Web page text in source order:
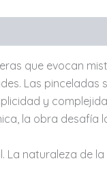
que evocan
Las
y
la obra desafía
naturaleza de